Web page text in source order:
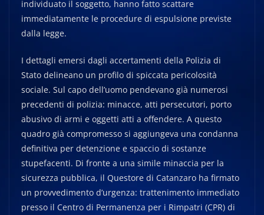
individuato il soggetto, hanno fatto scattare
immediatamente le procedure di espulsione previste
dalla legge.
I dettagli emersi dagli accertamenti della Polizia di
Stato delineano un profilo di spiccata pericolosità
sociale. Sul capo dell’uomo pendevano già numerosi
precedenti di polizia: minacce, atti persecutori, porto
abusivo di armi e oggetti atti a offendere. A questo
quadro già compromesso si aggiungeva una condanna
definitiva per detenzione e spaccio di sostanze
stupefacenti. Di fronte a una simile minaccia per la
sicurezza pubblica, il Questore di Catanzaro ha firmato
un provvedimento d’urgenza: trattenimento immediato
presso il Centro di Permanenza per i Rimpatri (CPR) di